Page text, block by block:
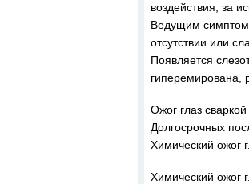
воздействия, за
Ведущим
отсутствии или
Появляется
гиперемирована,
Ожог глаз
Долгосрочных
Химический ожог
Химический ожог